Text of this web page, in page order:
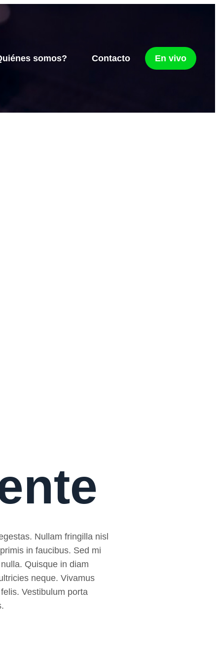
somos? Contacto En vivo
Nullam fringilla nisl
in faucibus. Sed mi
Quisque in diam
neque. Vivamus
Vestibulum porta